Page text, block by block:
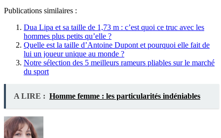
Publications similaires :
Dua Lipa et sa taille de 1,73 m : c’est quoi ce truc avec les
hommes plus petits qu’elle ?
Quelle est la taille d’Antoine Dupont et pourquoi elle fait de
lui un joueur unique au monde ?
Notre sélection des 5 meilleurs rameurs pliables sur le marché
du sport
A LIRE : Homme femme : les particularités indéniables